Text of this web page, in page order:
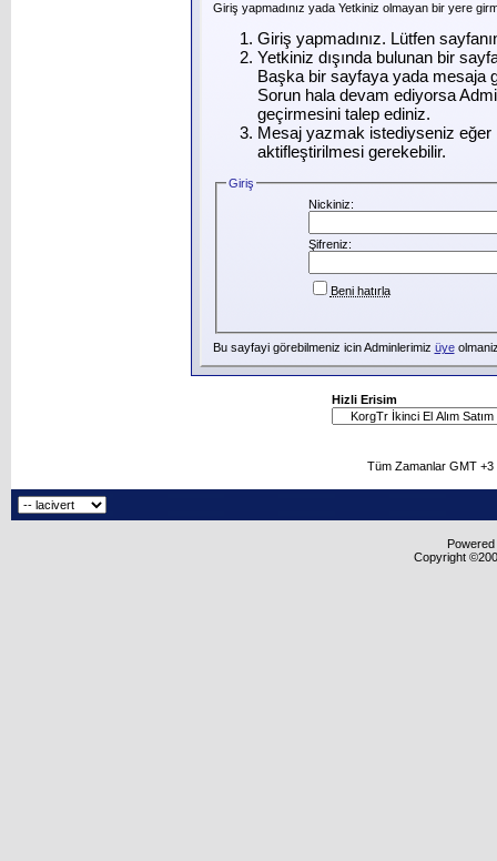
Giriş yapmadınız yada Yetkiniz olmayan bir yere
Giriş yapmadınız. Lütfen
Yetkiniz dışında bulunan bir
Başka bir sayfaya yada mesaja
Sorun hala devam ediyorsa
geçirmesini talep ediniz.
Mesaj yazmak istediyseniz eğer
aktifleştirilmesi gerekebilir.
Giriş
Nickiniz:
Şifreniz:
Beni hatırla
Bu sayfayi görebilmeniz icin Adminlerimiz üye
Hizli Erisim
Tüm Zamanlar GMT
Copyright